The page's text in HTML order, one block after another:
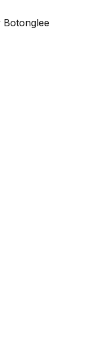
Botonglee